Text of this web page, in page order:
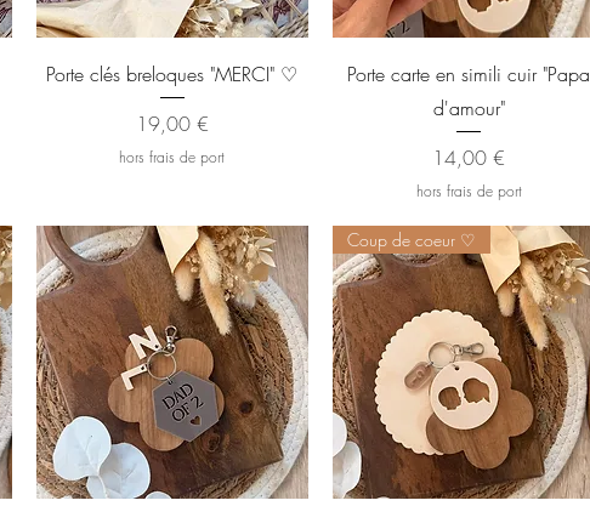
Aperçu rapide
Porte clés breloques "MERCI" ♡
Prix
19,00 €
hors frais de port
Aperçu rapide
Porte carte en simili cuir "Papa
d'amour"
Prix
14,00 €
hors frais de port
Coup de coeur ♡